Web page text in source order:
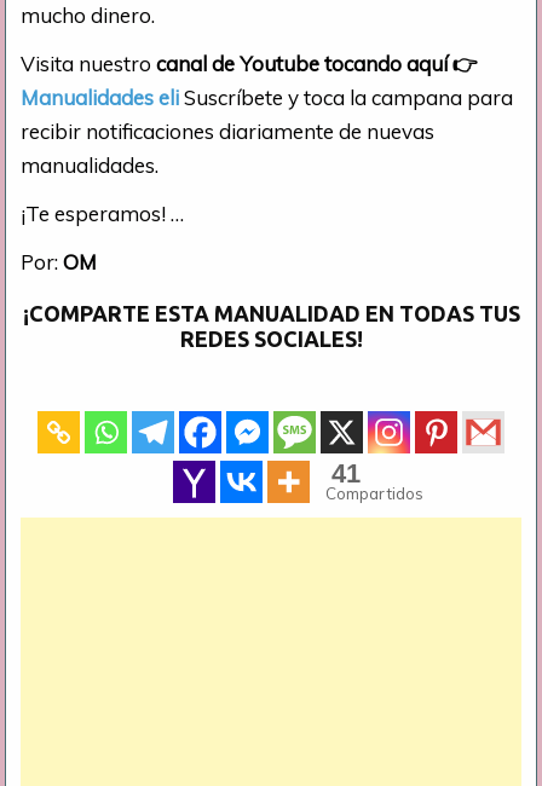
mucho dinero.
Visita nuestrocanal de Youtube tocando aquí👉
Manualidades eliSuscríbete y toca la campana para
recibir notificaciones diariamente de nuevas
manualidades.
¡Te esperamos! …
Por:OM
¡COMPARTE ESTA MANUALIDAD EN TODAS TUS
REDES SOCIALES!
41
Compartidos